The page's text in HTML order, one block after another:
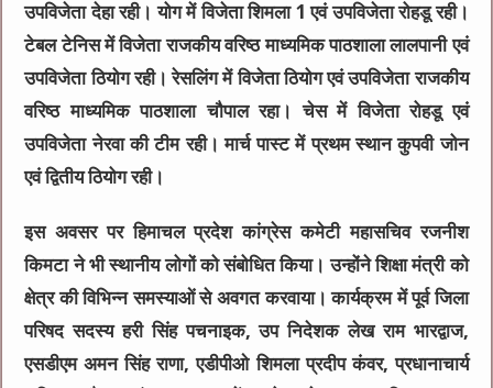
उपविजेता देहा रही। योग में विजेता शिमला 1 एवं उपविजेता रोहडू रही।
टेबल टेनिस में विजेता राजकीय वरिष्ठ माध्यमिक पाठशाला लालपानी एवं
उपविजेता ठियोग रही। रेसलिंग में विजेता ठियोग एवं उपविजेता राजकीय
वरिष्ठ माध्यमिक पाठशाला चौपाल रहा। चेस में विजेता रोहडू एवं
उपविजेता नेरवा की टीम रही। मार्च पास्ट में प्रथम स्थान कुपवी जोन
एवं द्वितीय ठियोग रही।
इस अवसर पर हिमाचल प्रदेश कांग्रेस कमेटी महासचिव रजनीश
किमटा ने भी स्थानीय लोगों को संबोधित किया। उन्होंने शिक्षा मंत्री को
क्षेत्र की विभिन्न समस्याओं से अवगत करवाया। कार्यक्रम में पूर्व जिला
परिषद सदस्य हरी सिंह पचनाइक, उप निदेशक लेख राम भारद्वाज,
एसडीएम अमन सिंह राणा, एडीपीओ शिमला प्रदीप कंवर, प्रधानाचार्य